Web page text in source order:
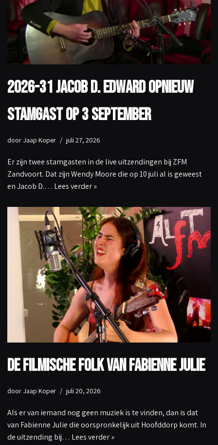
2026-31 Jacob D. Edward opnieuw
stamgast op 3 september
door Jaap Koper juli 27, 2026
Er zijn twee stamgasten in de live uitzendingen bij ZFM
Zandvoort. Dat zijn Wendy Moore die op 10 juli al is geweest
en Jacob D.… Lees verder »
De filmische folk van Fabienne Julie
door Jaap Koper juli 20, 2026
Als er van iemand nog geen muziek is te vinden, dan is dat
van Fabienne Julie die oorspronkelijk uit Hoofddorp komt. In
de uitzending bij… Lees verder »